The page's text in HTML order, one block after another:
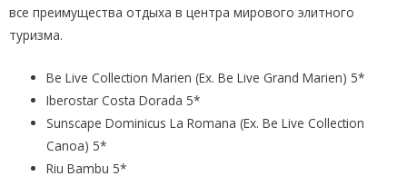
все преимущества отдыха в центра мирового элитного
туризма.
Be Live Collection Marien (Ex. Be Live Grand Marien) 5*
Iberostar Costa Dorada 5*
Sunscape Dominicus La Romana (Ex. Be Live Collection
Canoa) 5*
Riu Bambu 5*